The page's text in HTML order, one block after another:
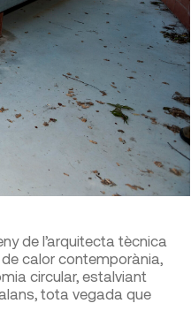
de l’arquitecta tècnica
calor contemporània,
circular, estalviant
tota vegada que